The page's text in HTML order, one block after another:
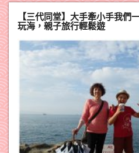
【三代同堂】大手牽小手我們
玩海，親子旅行輕鬆遊